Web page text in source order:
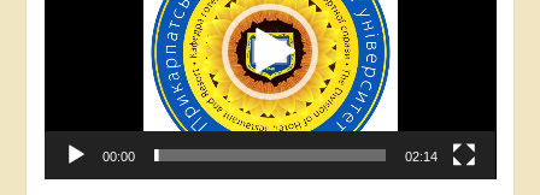
00:00 02:14